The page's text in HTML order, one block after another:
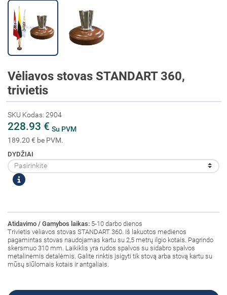
Vėliavos stovas STANDART 360,
trivietis
SKU Kodas: 2904
228.93 € Su PVM
189.20 € be PVM.
DYDŽIAI
Atidavimo / Gamybos laikas: 5-10 darbo dienos
Trivietis vėliavos stovas STANDART 360. Iš lakuotos medienos
pagamintas stovas naudojamas kartu su 2,5 metrų ilgio kotais. Pagrindo
skersmuo 310 mm. Laikiklis yra rudos spalvos su sidabro spalvos
metalinėmis detalėmis. Galite rinktis įsigyti tik stovą arba stovą kartu su
mūsų siūlomais kotais ir antgaliais.